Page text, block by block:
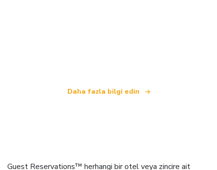
Daha fazla bilgi edin
Guest Reservations™ herhangi bir otel veya zincire ait